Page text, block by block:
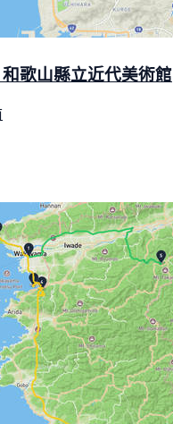
歌山縣立近代美術館